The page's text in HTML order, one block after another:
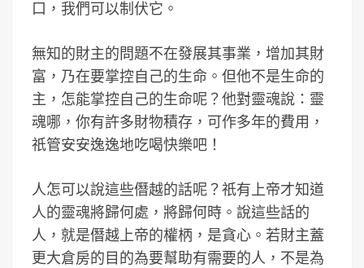
口，我們可以制伏它。
無知的財主的問題不在發展其事業，增加其財
富，乃在要掌控自己的生命。但他不是生命的
主，怎能掌控自己的生命呢？他對靈魂說：靈
魂哪，你有許多財物積存，可作多年的費用，
祇管安安逸逸地吃喝快樂吧！
人怎可以說這些僭越的話呢？祇有上帝才知道
人的靈魂將歸何處，將歸何時。說這些話的
人，就是僭越上帝的權柄，是貪心。若財主蓋
更大倉房的目的為要幫助有需要的人，不是為